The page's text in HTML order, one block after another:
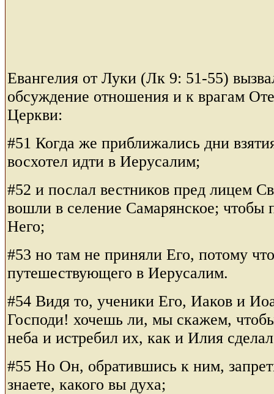
Евангелия от Луки (Лк 9: 51-55)
обсуждение отношения и к врагам
Церкви:
#51 Когда же приближались дни
восхотел идти в Иерусалим;
#52 и послал вестников пред лицем
вошли в селение Самарянское; чтобы
Него;
#53 но там не приняли Его, потому
путешествующего в Иерусалим.
#54 Видя то, ученики Его, Иаков и
Господи! хочешь ли, мы скажем,
неба и истребил их, как и Илия
#55 Но Он, обратившись к ним,
знаете, какого вы духа;